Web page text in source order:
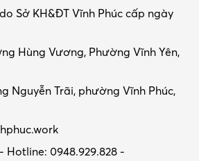
Sở KH&ĐT Vĩnh Phúc cấp ngày
Hùng Vương, Phường Vĩnh Yên,
Nguyễn Trãi, phường Vĩnh Phúc,
- Hotline: 0948.929.828 -